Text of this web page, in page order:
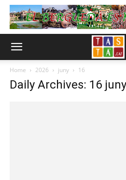
Home 2026 juny 16
Daily Archives: 16